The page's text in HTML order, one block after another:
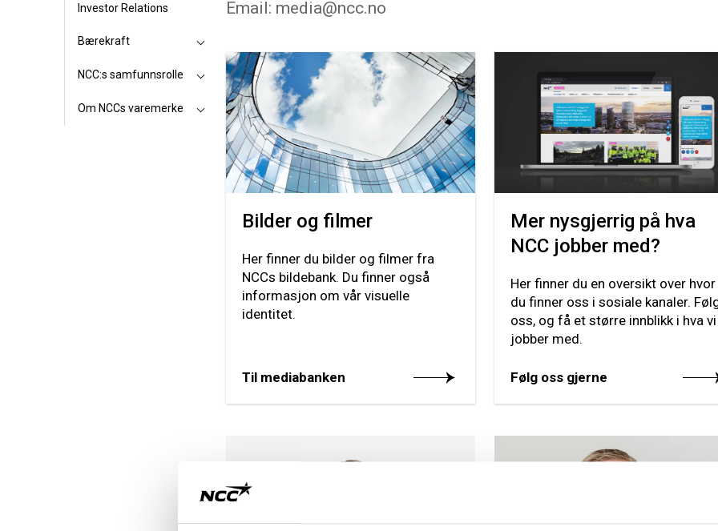
Investor Relations
Bærekraft
NCC:s samfunnsrolle
Om NCCs varemerke
Email: media@ncc.no
Bilder og filmer
Her finner du bilder og filmer fra
NCCs bildebank. Du finner også
informasjon om vår visuelle
identitet.
Til mediabanken
Mer nysgjerrig på hva
NCC jobber med?
Her finner du en oversikt over hvor
du finner oss i sosiale kanaler.
oss, og få et større innblikk i hva vi
jobber med.
Følg oss gjerne